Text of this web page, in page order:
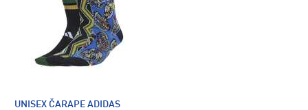
UNISEX ČARAPE ADIDAS